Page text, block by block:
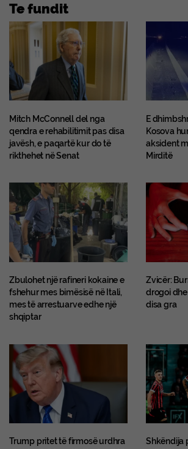
Te fundit
Mitch McConnell del nga
qendra e rehabilitimit pas disa
javësh, e paqartë kur do të
rikthehet në Senat
E
Kosova
aksident
Mirditë
Zbulohet një rafineri kokaine e
fshehur mes bimësisë në Itali,
mes të arrestuarve edhe një
shqiptar
Zvicër:
drogoi
disa gra
Trump pritet të firmosë urdhra
Shkëndija